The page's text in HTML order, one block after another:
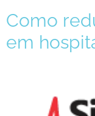
Como
em